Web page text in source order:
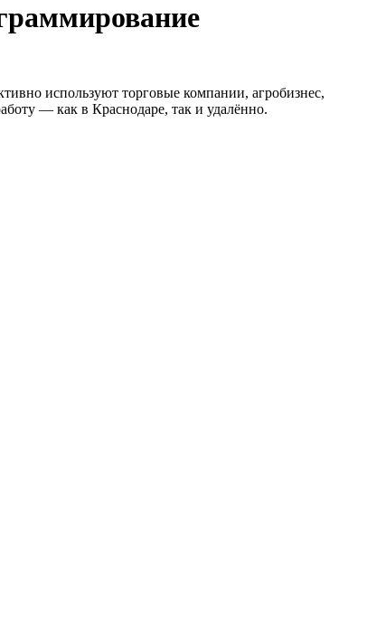
используют торговые компании, агробизнес,
— как в Краснодаре, так и удалённо.